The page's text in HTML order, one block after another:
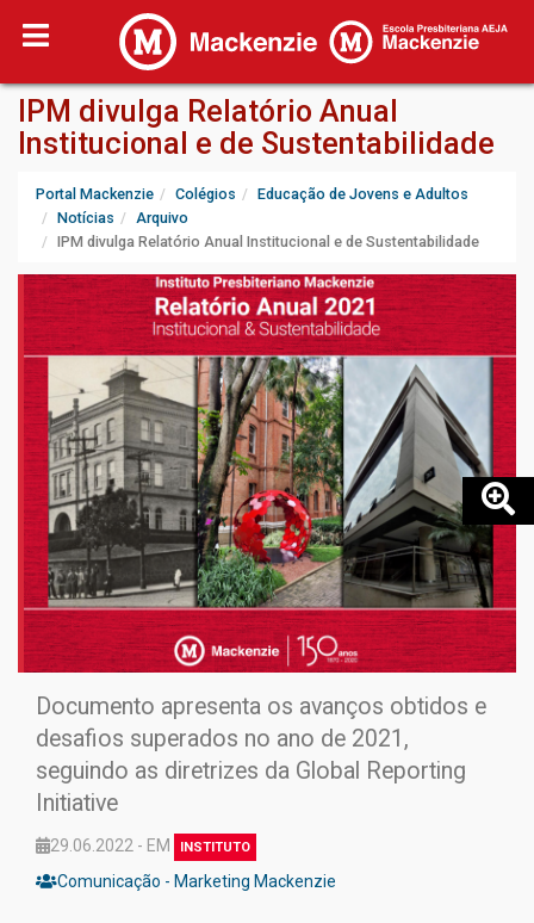
IPM divulga Relatório Anual
Institucional e de Sustentabilidade
Portal Mackenzie Colégios
Educação de Jovens e Adultos
Notícias
Arquivo
IPM divulga Relatório Anual Institucional e de Sustentabilidade
Documento apresenta os avanços obtidos e
desafios superados no ano de 2021,
seguindo as diretrizes da Global Reporting
Initiative
29.06.2022 - EM INSTITUTO
Comunicação - Marketing Mackenzie